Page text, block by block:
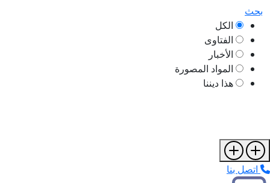
بحث
الكل
الفتاوى
الأخبار
المواد المصورة
هذا ديننا
اتصل بنا